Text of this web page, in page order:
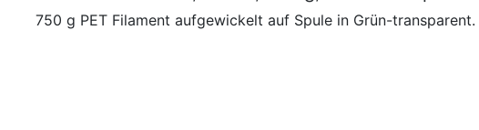
750 g PET Filament aufgewickelt auf Spule in Grün-transparent.